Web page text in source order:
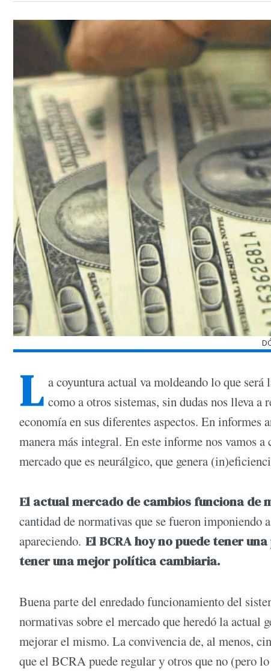
L a coyuntura actual va moldeando lo que
como a otros sistemas, sin dudas nos lleva
economía en sus diferentes aspectos. En
manera más integral. En este informe nos vamos
mercado que es neurálgico, que genera
El actual mercado de cambios funciona de
cantidad de normativas que se fueron imponiendo
apareciendo. El BCRA hoy no puede tener
tener una mejor política cambiaria.
Buena parte del enredado funcionamiento del
normativas sobre el mercado que heredó la actual
mejorar el mismo. La convivencia de, al menos,
que el BCRA puede regular y otros que no (pero